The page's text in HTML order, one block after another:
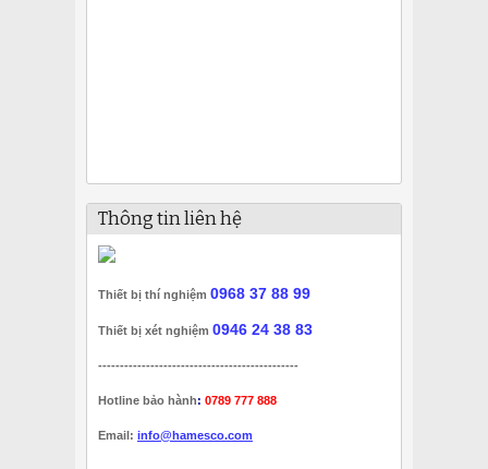
Thông tin liên hệ
Thiết bị thí nghiệm 0968 37 88 99
Thiết bị xét nghiệm 0946 24 38 83
----------------------------------------------
Hotline bảo hành: 0789 777 888
Email: info@hamesco.com